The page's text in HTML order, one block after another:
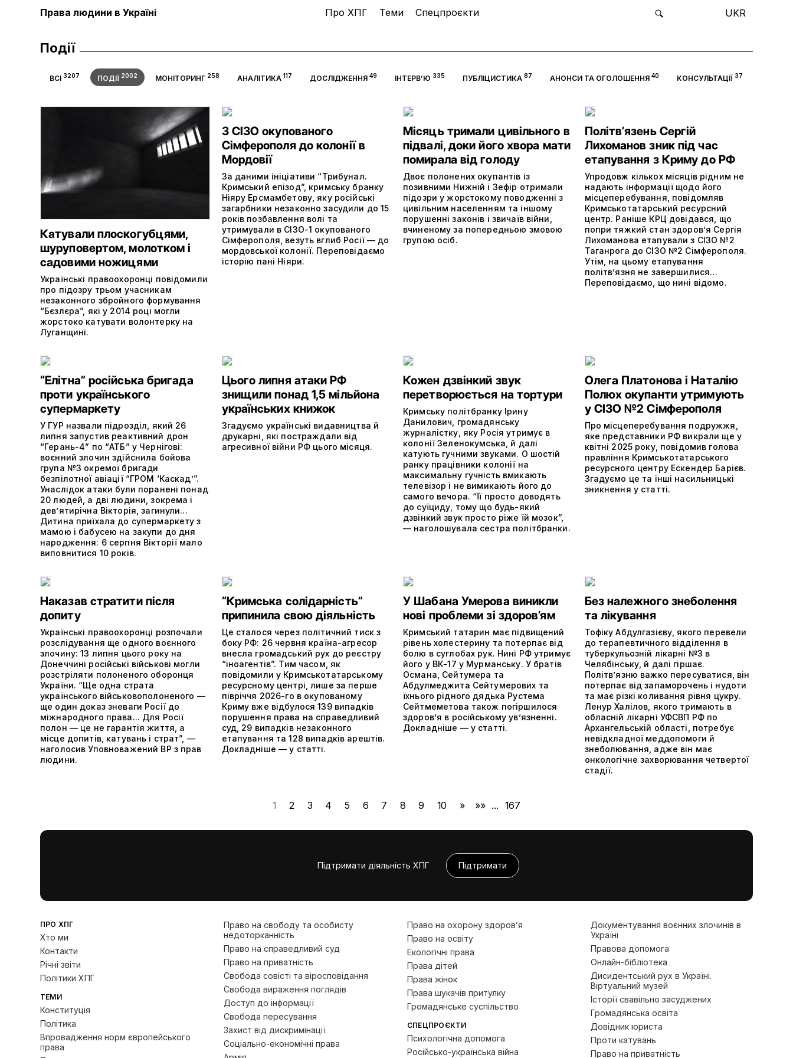
Права людини в Україні Про ХПГ Теми Спецпроєкти UKR
Події
ВСІ3207 ПОДІЇ2002 МОНІТОРИНГ258 АНАЛІТИКА 117 ДОСЛІДЖЕННЯ49 ІНТЕРВ’Ю 335 ПУБЛІЦИСТИКА 87 АНОНСИ ТА ОГОЛОШЕННЯ40 КОНСУЛЬТАЦІЇ37
Катували плоскогубцями,
шуруповертом, молотком і
садовими ножицями
Українські правоохоронці повідомили
про підозру трьом учасникам
незаконного збройного формування
“Бєзлєра”, які у 2014 році могли
жорстоко катувати волонтерку на
Луганщині.
З СІЗО окупованого
Сімферополя до колонії в
Мордовії
За даними ініціативи “Трибунал.
Кримський епізод”, кримську бранку
Ніяру Ерсмамбетову, яку російські
загарбники незаконно засудили до 15
років позбавлення волі та
утримували в СІЗО-1 окупованого
Сімферополя, везуть вглиб Росії — до
мордовської колонії. Переповідаємо
історію пані Ніяри.
Місяць тримали цивільного в
підвалі, доки його хвора мати
помирала від голоду
Двоє полонених окупантів із
позивними Нижній і Зефір отримали
підозри у жорстокому поводженні з
цивільним населенням та іншому
порушенні законів і звичаїв війни,
вчиненому за попередньою змовою
групою осіб.
Політвʼязень Сергій
Лихоманов зник під час
етапування з Криму до РФ
Упродовж кількох місяців рідним не
надають інформації щодо його
місцеперебування, повідомляв
Кримськотатарський ресурсний
центр. Раніше КРЦ довідався, що
попри тяжкий стан здоров’я Сергія
Лихоманова етапували з СІЗО №2
Таганрога до СІЗО №2 Сімферополя.
Утім, на цьому етапування
політвʼязня не завершилися…
Переповідаємо, що нині відомо.
“Елітна” російська бригада
проти українського
супермаркету
У ГУР назвали підрозділ, який 26
липня запустив реактивний дрон
“Герань-4” по “АТБ” у Чернігові:
воєнний злочин здійснила бойова
група №3 окремої бригади
безпілотної авіації “ГРОМ ‘Каскад’”.
Унаслідок атаки були поранені понад
20 людей, а дві людини, зокрема і
дев’ятирічна Вікторія, загинули…
Дитина приїхала до супермаркету з
мамою і бабусею на закупи до дня
народження: 6 серпня Вікторії мало
виповнитися 10 років.
Цього липня атаки РФ
знищили понад 1,5 мільйона
українських книжок
Згадуємо українські видавництва й
друкарні, які постраждали від
агресивної війни РФ цього місяця.
Кожен дзвінкий звук
перетворюється на тортури
Кримську політбранку Ірину
Данилович, громадянську
журналістку, яку Росія утримує в
колонії Зеленокумська, й далі
катують гучними звуками. О шостій
ранку працівники колонії на
максимальну гучність вмикають
телевізор і не вимикають його до
самого вечора. “Її просто доводять
до суїциду, тому що будь-який
дзвінкий звук просто ріже їй мозок”,
— наголошувала сестра політбранки.
Олега Платонова і Наталію
Полюх окупанти утримують
у СІЗО №2 Сімферополя
Про місцеперебування подружжя,
яке представники РФ викрали ще у
квітні 2025 року, повідомив голова
правління Кримськотатарського
ресурсного центру Ескендер Барієв.
Згадуємо це та інші насильницькі
зникнення у статті.
Наказав стратити після
допиту
Українські правоохоронці розпочали
розслідування ще одного воєнного
злочину: 13 липня цього року на
Донеччині російські військові могли
розстріляти полоненого оборонця
України. “Ще одна страта
українського військовополоненого —
ще один доказ зневаги Росії до
міжнародного права... Для Росії
полон — це не гарантія життя, а
місце допитів, катувань і страт”, —
наголосив Уповноважений ВР з прав
людини.
“Кримська солідарність”
припинила свою діяльність
Це сталося через політичний тиск з
боку РФ: 26 червня країна-агресор
внесла громадський рух до реєстру
“іноагентів”. Тим часом, як
повідомили у Кримськотатарському
ресурсному центрі, лише за перше
півріччя 2026-го в окупованому
Криму вже відбулося 139 випадків
порушення права на справедливий
суд, 29 випадків незаконного
етапування та 128 випадків арештів.
Докладніше — у статті.
У Шабана Умерова виникли
нові проблеми зі здоров’ям
Кримський татарин має підвищений
рівень холестерину та потерпає від
болю в суглобах рук. Нині РФ утримує
його у ВК-17 у Мурманську. У братів
Османа, Сейтумера та
Абдулмеджита Сейтумерових та
їхнього рідного дядька Рустема
Сейтмеметова також погіршилося
здоров’я в російському ув’язненні.
Докладніше — у статті.
Без належного знеболення
та лікування
Тофіку Абдулгазієву, якого перевели
до терапевтичного відділення в
туберкульозній лікарні №3 в
Челябінську, й далі гіршає.
Політвʼязню важко пересуватися, він
потерпає від запаморочень і нудоти
та має різкі коливання рівня цукру.
Ленур Халілов, якого тримають в
обласній лікарні УФСВП РФ по
Архангельській області, потребує
невідкладної меддопомоги й
знеболювання, адже він має
онкологічне захворювання четвертої
стадії.
1 2 3 4 5 6 7 8 9 10 » »» ... 167
Підтримати діяльність ХПГ Підтримати
ПРО ХПГ
Хто ми
Контакти
Річні звіти
Політики ХПГ
ТЕМИ
Конституція
Політика
Впровадження норм європейського
права
Право на свободу та особисту
недоторканність
Право на справедливий суд
Право на приватність
Свобода совісті та віросповідання
Свобода вираження поглядів
Доступ до інформації
Свобода пересування
Захист від дискримінації
Соціально-економічні права
Право на охорону здоров’я
Право на освіту
Екологічні права
Права дітей
Права жінок
Права шукачів притулку
Громадянське суспільство
СПЕЦПРОЄКТИ
Психологічна допомога
Російсько-українська війна
Документування воєнних злочинів в
Україні
Правова допомога
Онлайн-бібліотека
Дисидентський рух в Україні.
Віртуальний музей
Історії свавільно засуджених
Громадянська освіта
Довідник юриста
Проти катувань
Право на приватність